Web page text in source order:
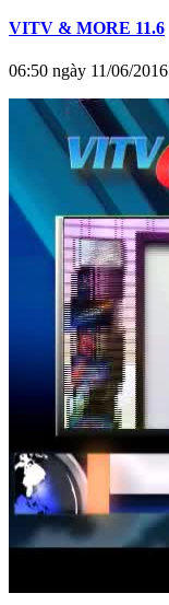
VITV & MORE 11.6
06:50 ngày 11/06/2016